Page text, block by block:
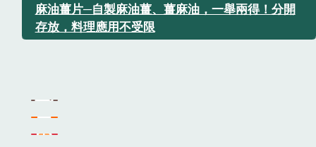
麻油薑片─自製麻油薑、薑麻油，一舉兩得！分開
存放，料理應用不受限